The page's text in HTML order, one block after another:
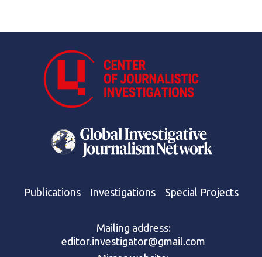
Publications Investigations Special Projects
Mailing address:
editor.investigator@gmail.com